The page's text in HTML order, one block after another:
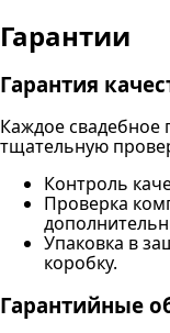
Гарантии
Гарантия
Каждое свадебное
тщательную
Контроль
Проверка
Упаковка в
коробку.
Гарантийные